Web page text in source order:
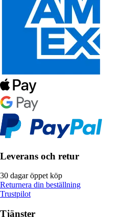
Leverans och retur
30 dagar öppet köp
Returnera din beställning
Trustpilot
Tjänster